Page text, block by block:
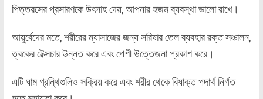
পিত্তরসের প্রসারণকে উৎসাহ দেয়, আপনার হজম ব্যবস্থা ভালো রাখে।
আয়ুর্বেদের মতে, শরীরের ম্যাসাজের জন্য সরিষার তেল ব্যবহার রক্ত সঞ্চালন,
ত্বকের টেক্সচার উন্নত করে এবং পেশী উত্তেজনা প্রকাশ করে।
এটি ঘাম গ্রন্থিগুলিও সক্রিয় করে এবং শরীর থেকে বিষাক্ত পদার্থ নির্গত